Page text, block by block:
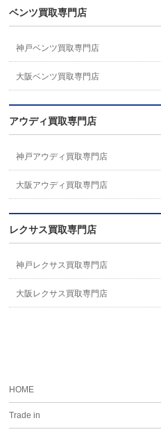
ベンツ買取専門店
神戸ベンツ買取専門店
大阪ベンツ買取専門店
アウディ買取専門店
神戸アウディ買取専門店
大阪アウディ買取専門店
レクサス買取専門店
神戸レクサス買取専門店
大阪レクサス買取専門店
HOME
Trade in